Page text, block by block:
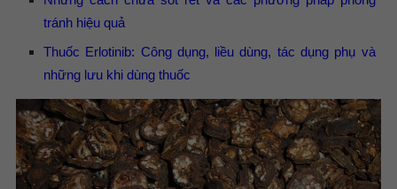
tránh hiệu quả
Thuốc Erlotinib: Công dụng, liều dùng, tác dụng phụ và
những lưu khi dùng thuốc